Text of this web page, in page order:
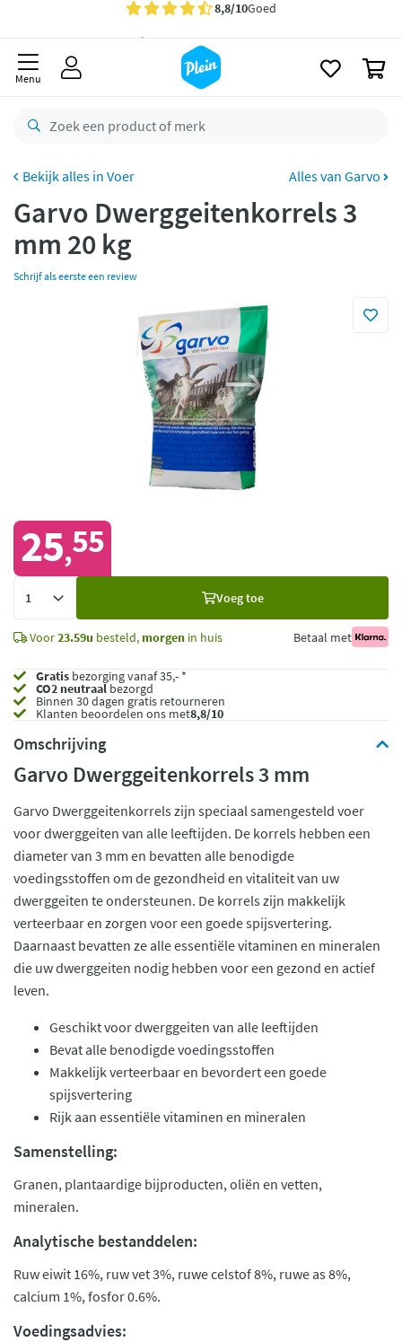
Gratisbezorging vanaf 35,- *
besteld,
Gratisretourneren
Betaal met Klarna
Menu
Voer Alles van Garvo
Garvo Dwerggeitenkorrels 3
mm 20 kg
Schrijf als eerste een review
25,55
Voeg toe
Voor23.59u besteld, morgen in huis Betaal met
Gratis bezorging vanaf 35,- *
CO2 neutraalbezorgd
Binnen 30 dagen gratis retourneren
Klanten beoordelen ons met8,8/10
Omschrijving
Garvo Dwerggeitenkorrels 3 mm
Garvo Dwerggeitenkorrels zijn speciaal samengesteld voer
voor dwerggeiten van alle leeftijden. De korrels hebben een
diameter van 3 mm en bevatten alle benodigde
voedingsstoffen om de gezondheid en vitaliteit van uw
dwerggeiten te ondersteunen. De korrels zijn makkelijk
verteerbaar en zorgen voor een goede spijsvertering.
Daarnaast bevatten ze alle essentiële vitaminen en mineralen
die uw dwerggeiten nodig hebben voor een gezond en actief
leven.
Geschikt voor dwerggeiten van alle leeftijden
Bevat alle benodigde voedingsstoffen
Makkelijk verteerbaar en bevordert een goede
spijsvertering
Rijk aan essentiële vitaminen en mineralen
Samenstelling:
Granen, plantaardige bijproducten, oliën en vetten,
mineralen.
Analytische bestanddelen:
Ruw eiwit 16%, ruw vet 3%, ruwe celstof 8%, ruwe as 8%,
calcium 1%, fosfor 0.6%.
Voedingsadvies: